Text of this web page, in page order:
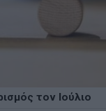
τον Ιούλιο